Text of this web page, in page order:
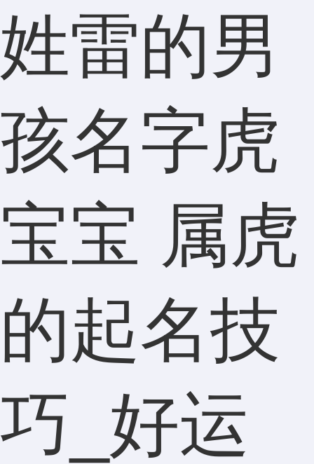
姓雷的男
孩名字虎
宝宝 属虎
的起名技
巧_好运